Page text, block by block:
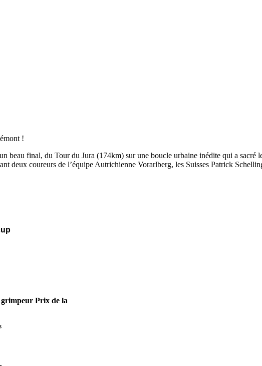
!
beau final, du Tour du Jura (174km) sur une boucle urbaine inédite qui a sacré
deux coureurs de l’équipe Autrichienne Vorarlberg, les Suisses Patrick
Prix de la